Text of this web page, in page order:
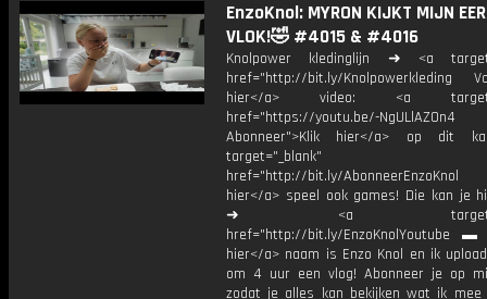
EnzoKnol: MYRON KIJKT MIJN
VLOK!🤣 #4015 & #4016
Knolpower kledinglijn ➜ <a
href="http://bit.ly/Knolpowerkleding
hier</a> video: <a
href="https://youtu.be/-NgULlAZOn4
Abonneer">Klik hier</a> op dit
target="_blank"
href="http://bit.ly/
hier</a> speel ook games! Die kan je
➜ <a
href="http://bit.ly/EnzoKnolYoutube ▬
hier</a> naam is Enzo Knol en ik
om 4 uur een vlog! Abonneer je op
zodat je alles kan bekijken wat ik mee